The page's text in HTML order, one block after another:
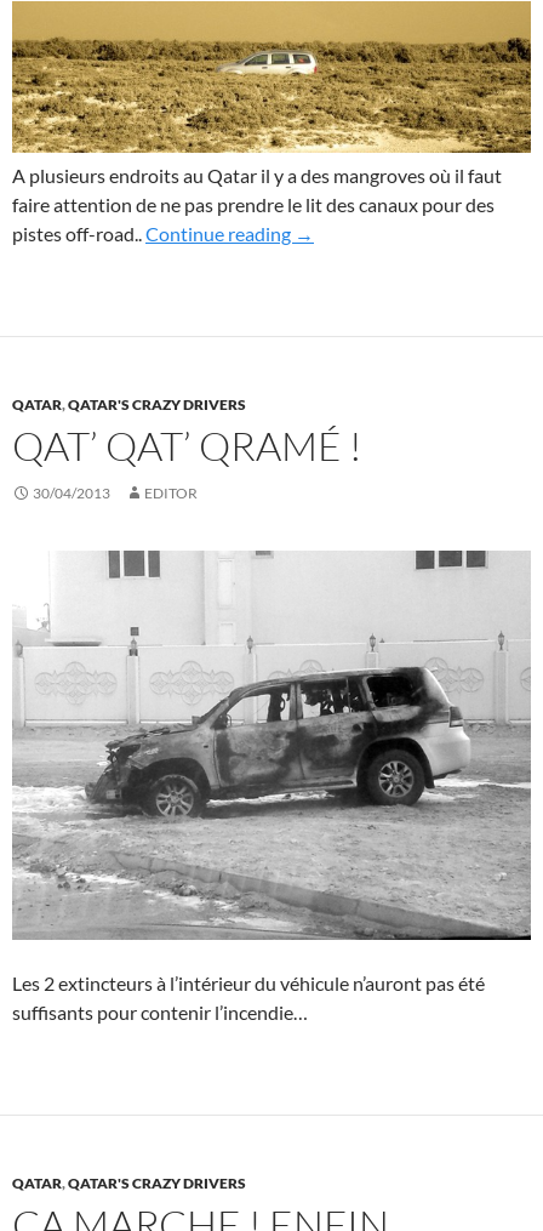
A plusieurs endroits au Qatar il y a des mangroves où il faut
faire attention de ne pas prendre le lit des canaux pour des
pistes off-road..Continue reading Off-road dans la mangrove…
→
QATAR,QATAR'S CRAZY DRIVERS
QAT’ QAT’ QRAMÉ !
30/04/2013 EDITOR
Les 2 extincteurs à l’intérieur du véhicule n’auront pas été
suffisants pour contenir l’incendie…
QATAR,QATAR'S CRAZY DRIVERS